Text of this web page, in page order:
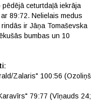
pēdējā ceturtdaļā iekrāja
89:72. Nelielais medus
ir Jāņa Tomaševska
bumbas un 10
Zalaris" 100:56 (Ozoliņš
79:77 (Vīņauds 24;